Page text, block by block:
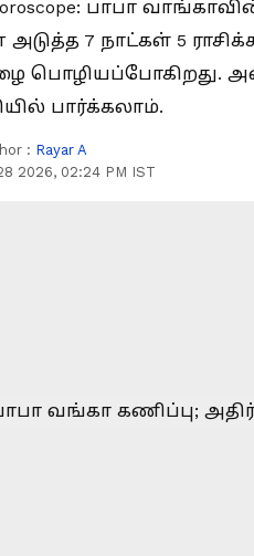
Horoscope: பாபா
7 நாட்கள் 5
பொழியப்போகிறது.
பார்க்கலாம்.
: Rayar A
2026, 02:24 PM IST